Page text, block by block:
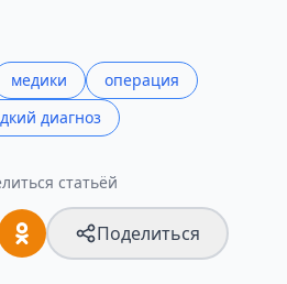
медики
операция
диагноз
статьёй
Поделиться